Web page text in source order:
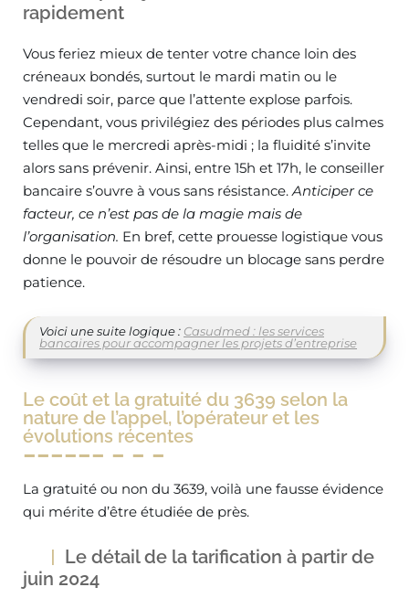
rapidement
Vous feriez mieux de tenter votre chance loin des
créneaux bondés, surtout le mardi matin ou le
vendredi soir, parce que l’attente explose parfois.
Cependant, vous privilégiez des périodes plus calmes
telles que le mercredi après-midi ; la fluidité s’invite
alors sans prévenir. Ainsi, entre 15h et 17h, le conseiller
bancaire s’ouvre à vous sans résistance.Anticiper ce
facteur, ce n’est pas de la magie mais de
l’organisation. En bref, cette prouesse logistique vous
donne le pouvoir de résoudre un blocage sans perdre
patience.
Voici une suite logique : Casudmed : les services
bancaires pour accompagner les projets d’entreprise
Le coût et la gratuité du 3639 selon la
nature de l’appel, l’opérateur et les
évolutions récentes
La gratuité ou non du 3639, voilà une fausse évidence
qui mérite d’être étudiée de près.
Le détail de la tarification à partir de
juin 2024